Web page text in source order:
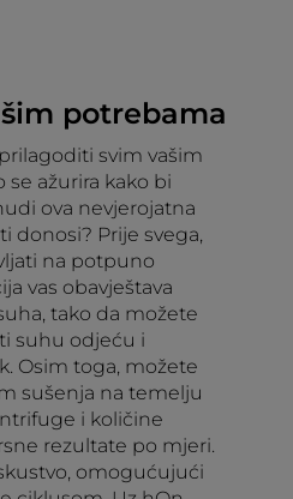
potrebama
svim vašim
ažurira kako bi
ova nevjerojatna
donosi? Prije svega,
na potpuno
vas obavještava
tako da možete
suhu odjeću i
Osim toga, možete
sušenja na temelju
i količine
rezultate po mjeri.
omogućujući